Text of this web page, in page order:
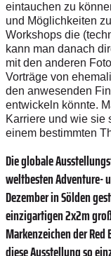
eintauchen zu
und Möglichkeiten
Workshops die
kann man danach
mit den anderen
Vorträge von
den anwesenden
entwickeln könnte.
Karriere und wie sie
einem bestimmten
Die globale
weltbesten Adventure-
Dezember in Sölden
einzigartigen 2x2m
Markenzeichen der